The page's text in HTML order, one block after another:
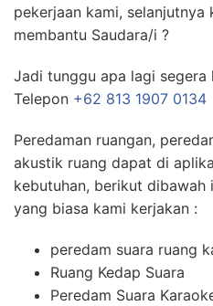
pekerjaan kami, selanjutnya
membantu Saudara/i ?
Jadi tunggu apa lagi
Telepon +62 813 1907 0134
Peredaman ruangan,
akustik ruang dapat di
kebutuhan, berikut
yang biasa kami kerjakan :
peredam suara ruang
Ruang Kedap Suara
Peredam Suara